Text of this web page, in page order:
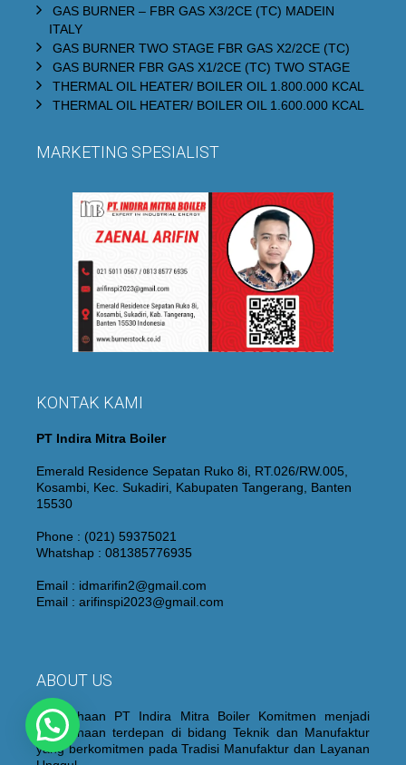
GAS BURNER – FBR GAS X3/2CE (TC) MADEIN
ITALY
GAS BURNER TWO STAGE FBR GAS X2/2CE (TC)
GAS BURNER FBR GAS X1/2CE (TC) TWO STAGE
THERMAL OIL HEATER/ BOILER OIL 1.800.000 KCAL
THERMAL OIL HEATER/ BOILER OIL 1.600.000 KCAL
MARKETING SPESIALIST
KONTAK KAMI
PT Indira Mitra Boiler
Emerald Residence Sepatan Ruko 8i, RT.026/RW.005,
Kosambi, Kec. Sukadiri, Kabupaten Tangerang, Banten
15530
Phone : (021) 59375021
Whatshap : 081385776935
Email : idmarifin2@gmail.com
Email : arifinspi2023@gmail.com
ABOUT US
Perusahaan PT Indira Mitra Boiler Komitmen menjadi
Perusahaan terdepan di bidang Teknik dan Manufaktur
yang berkomitmen pada Tradisi Manufaktur dan Layanan